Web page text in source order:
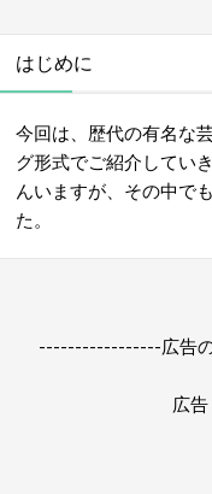
はじめに
今回は、歴代の有名な
グ形式でご紹介してい
んいますが、その中で
た。
-----------------広告
広